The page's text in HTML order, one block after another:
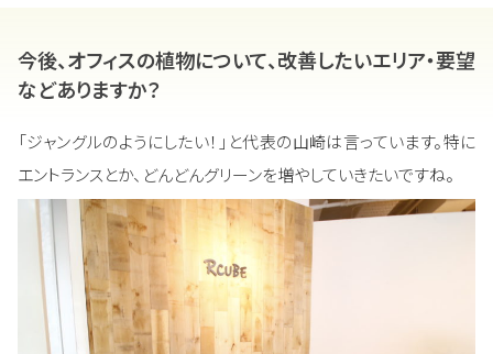
今後、オフィスの植物について、改善したいエリア・要望
などありますか？
「ジャングルのようにしたい！」と代表の山崎は言っています。特に
エントランスとか、どんどんグリーンを増やしていきたいですね。